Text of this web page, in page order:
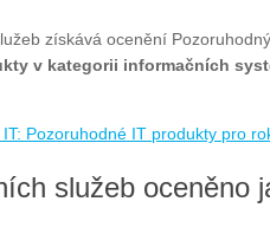
získává ocenění
v kategorii informačních
Pozoruhodné IT produkty pro
služeb oceněno